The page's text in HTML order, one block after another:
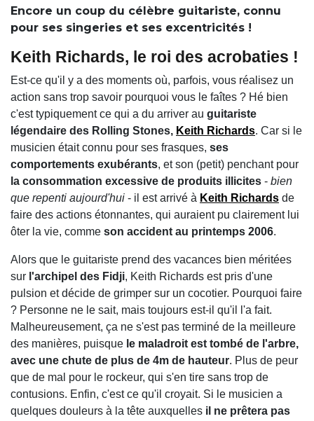
Encore un coup du célèbre guitariste, connu
pour ses singeries et ses excentricités !
Keith Richards, le roi des acrobaties !
Est-ce qu'il y a des moments où, parfois, vous réalisez un
action sans trop savoir pourquoi vous le faîtes ? Hé bien
c'est typiquement ce qui a du arriver au guitariste
légendaire des Rolling Stones, Keith Richards. Car si le
musicien était connu pour ses frasques, ses
comportements exubérants, et son (petit) penchant pour
la consommation excessive de produits illicites - bien
que repenti aujourd'hui - il est arrivé à Keith Richards de
faire des actions étonnantes, qui auraient pu clairement lui
ôter la vie, comme son accident au printemps 2006.
Alors que le guitariste prend des vacances bien méritées
sur l'archipel des Fidji, Keith Richards est pris d'une
pulsion et décide de grimper sur un cocotier. Pourquoi faire
? Personne ne le sait, mais toujours est-il qu'il l'a fait.
Malheureusement, ça ne s'est pas terminé de la meilleure
des manières, puisque le maladroit est tombé de l'arbre,
avec une chute de plus de 4m de hauteur. Plus de peur
que de mal pour le rockeur, qui s'en tire sans trop de
contusions. Enfin, c'est ce qu'il croyait. Si le musicien a
quelques douleurs à la tête auxquelles il ne prêtera pas